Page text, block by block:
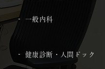
一般内科
健康診断・人間ドック